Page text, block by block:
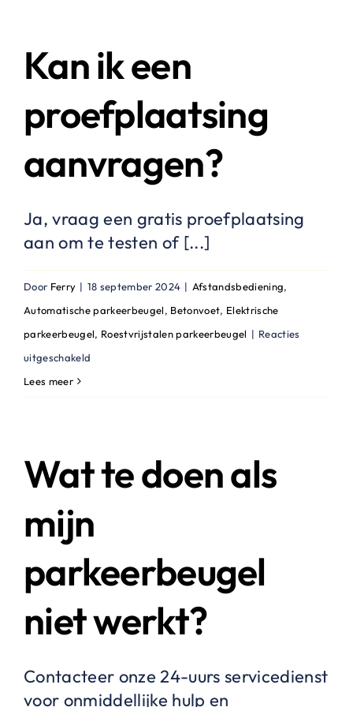
Kan ik een
proefplaatsing
aanvragen?
Ja, vraag een gratis proefplaatsing
aan om te testen of [...]
Door Ferry | 18 september 2024 | Afstandsbediening,
Automatische parkeerbeugel, Betonvoet, Elektrische
parkeerbeugel, Roestvrijstalen parkeerbeugel | Reacties
uitgeschakeld
aanvragen?
Lees meer
Wat te doen als
mijn
parkeerbeugel
niet werkt?
Contacteer onze 24-uurs servicedienst
voor onmiddellijke hulp en